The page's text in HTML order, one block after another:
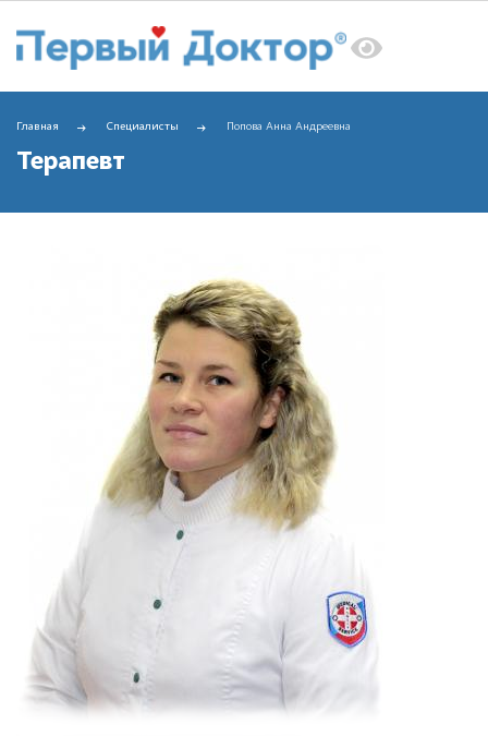
Главная Специалисты Попова Анна Андреевна
Терапевт